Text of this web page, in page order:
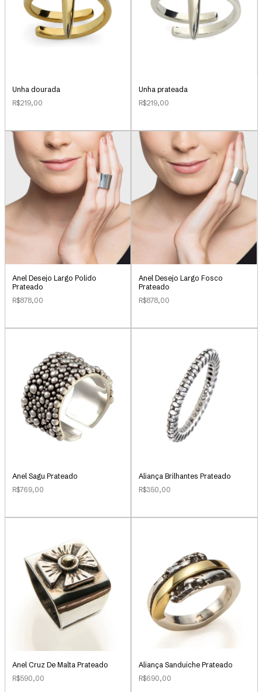
Unha dourada
R$219,00
Unha prateada
R$219,00
Anel Desejo Largo Polido
Prateado
R$878,00
Anel Desejo Largo Fosco
Prateado
R$878,00
Anel Sagu Prateado
R$769,00
Aliança Brilhantes Prateado
R$350,00
Anel Cruz De Malta Prateado
R$590,00
Aliança Sanduiche Prateado
R$690,00